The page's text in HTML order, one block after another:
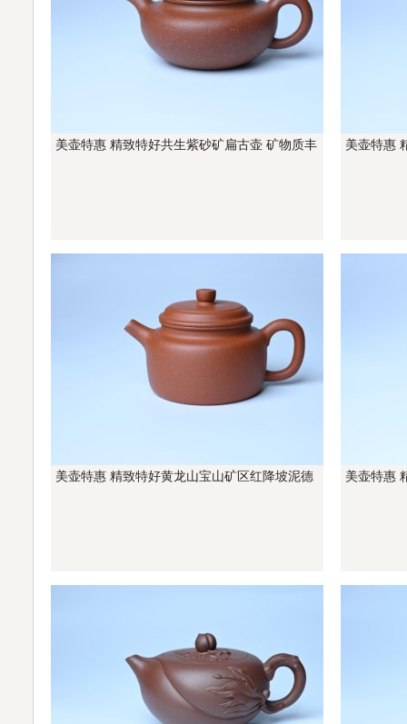
美壶特惠 精致特好共生紫砂矿扁古壶 矿物质丰
美壶特惠
美壶特惠 精致特好黄龙山宝山矿区红降坡泥德
美壶特惠